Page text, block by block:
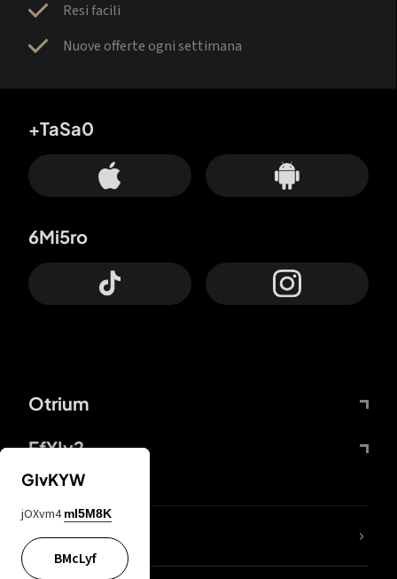
Resi facili
Nuove offerte ogni settimana
Otrium
FfYIy2
+TaSa0
6Mi5ro
Lj7sBL
GIvKYW
jOXvm4 mI5M8K
BMcLyf